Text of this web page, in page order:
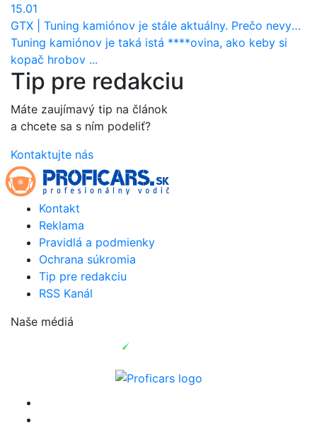
15.01
GTX
Tuning kamiónov je stále aktuálny. Prečo nevyhynul ako pri osobákoch?
Tuning kamiónov je taká istá ****ovina, ako keby si
kopač hrobov ...
Tip pre redakciu
Máte zaujímavý tip na článok
a chcete sa s ním podeliť?
Kontaktujte nás
Kontakt
Reklama
Pravidlá a podmienky
Ochrana súkromia
Tip pre redakciu
RSS Kanál
Naše médiá